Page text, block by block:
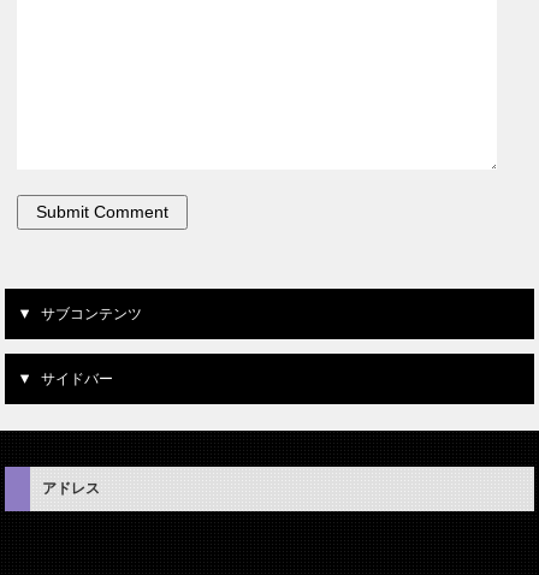
サブコンテンツ
サイドバー
アドレス